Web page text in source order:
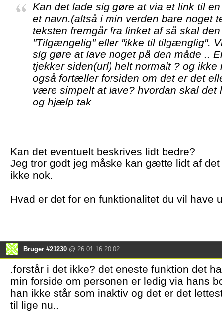
Kan det lade sig gøre at via et link til
et navn.(altså i min verden bare noget
teksten fremgår fra linket af så skal
"Tilgængelig" eller "ikke til tilgænglig".
sig gøre at lave noget på den måde ..
tjekker siden(url) helt normalt ? og ikke
også fortæller forsiden om det er det
være simpelt at lave? hvordan skal det
og hjælp tak
Kan det eventuelt beskrives lidt bedre?
Jeg tror godt jeg måske kan gætte lidt af
ikke nok.
Hvad er det for en funktionalitet du vil have
Bruger #21230 @ 26.01.16 20:02
.forstår i det ikke? det eneste funktion det
min forside om personen er ledig via hans
han ikke står som inaktiv og det er det
til lige nu..